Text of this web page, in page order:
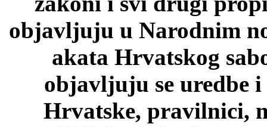
objavljuju u Narodnim
akata Hrvatskog
objavljuju se uredbe
Hrvatske, pravilnici,